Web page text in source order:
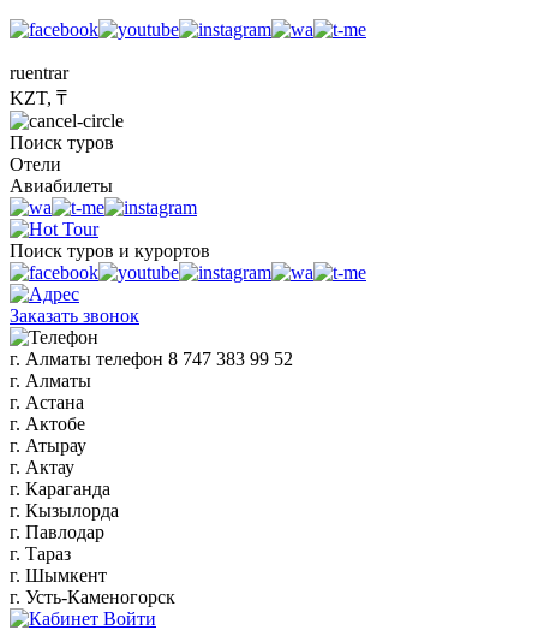
ruentrar
KZT, ₸
Поиск туров
Отели
Авиабилеты
Поиск туров и курортов
Заказать звонок
г. Алматы телефон 8 747 383 99 52
г. Алматы
г. Астана
г. Актобе
г. Атырау
г. Актау
г. Караганда
г. Кызылорда
г. Павлодар
г. Тараз
г. Шымкент
г. Усть-Каменогорск
Войти